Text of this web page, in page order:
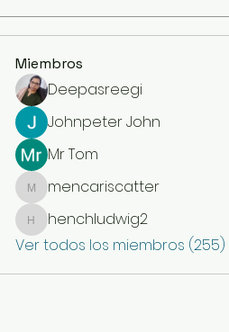
Miembros
Deepasreegi
Johnpeter John
Mr Tom
mencariscatter
mencariscatter
henchludwig2
henchludwig2
Ver todos los miembros (255)